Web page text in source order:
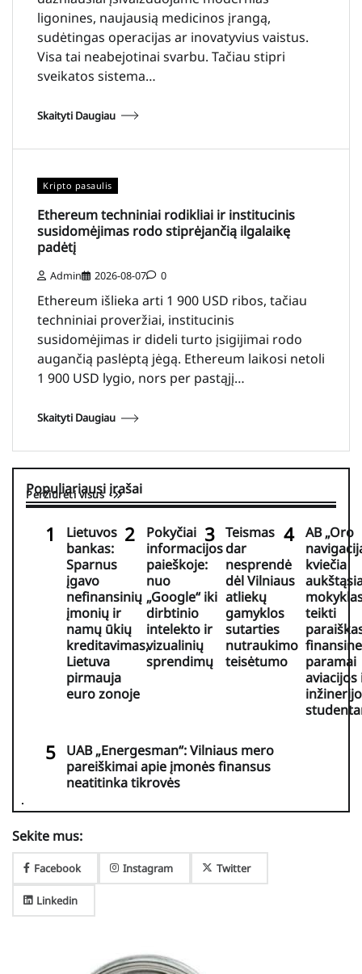
ligonines, naujausią medicinos įrangą,
sudėtingas operacijas ar inovatyvius vaistus.
Visa tai neabejotinai svarbu. Tačiau stipri
sveikatos sistema…
Skaityti Daugiau
Kripto pasaulis
Ethereum techniniai rodikliai ir institucinis
susidomėjimas rodo stiprėjančią ilgalaikę
padėtį
Admin 2026-08-07 0
Ethereum išlieka arti 1 900 USD ribos, tačiau
techniniai proveržiai, institucinis
susidomėjimas ir dideli turto įsigijimai rodo
augančią paslėptą jėgą. Ethereum laikosi netoli
1 900 USD lygio, nors per pastąjį…
Skaityti Daugiau
Populiariausi įrašai
Peržiūrėti visus
Lietuvos
bankas:
Sparnus
įgavo
nefinansinių
įmonių ir
namų ūkių
kreditavimas,
Lietuva
pirmauja
euro zonoje
Pokyčiai
informacijos
paieškoje:
nuo
„Google“ iki
dirbtinio
intelekto ir
vizualinių
sprendimų
Teismas
dar
nesprendė
dėl Vilniaus
atliekų
gamyklos
sutarties
nutraukimo
teisėtumo
AB „Oro
kviečia
teikti
paramai
aviacijos
UAB „Energesman“: Vilniaus mero
pareiškimai apie įmonės finansus
neatitinka tikrovės
Sekite mus:
Facebook Instagram Twitter
Linkedin